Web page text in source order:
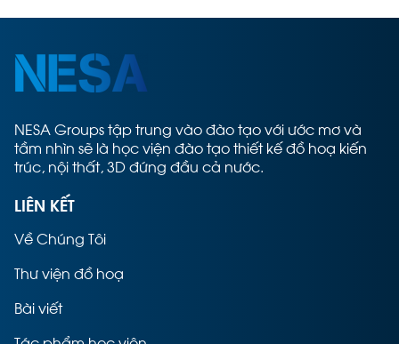
NESA Groups tập trung vào đào tạo với ước mơ và
tầm nhìn sẽ là học viện đào tạo thiết kế đồ hoạ kiến
trúc, nội thất, 3D đứng đầu cả nước.
LIÊN KẾT
Về Chúng Tôi
Thư viện đồ hoạ
Bài viết